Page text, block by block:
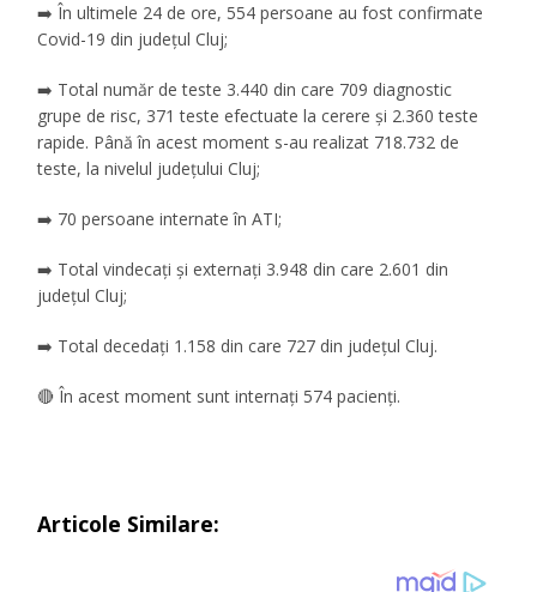
➡️ În ultimele 24 de ore, 554 persoane au fost confirmate
Covid-19 din județul Cluj;
➡️ Total număr de teste 3.440 din care 709 diagnostic
grupe de risc, 371 teste efectuate la cerere și 2.360 teste
rapide. Până în acest moment s-au realizat 718.732 de
teste, la nivelul județului Cluj;
➡️ 70 persoane internate în ATI;
➡️ Total vindecați și externați 3.948 din care 2.601 din
județul Cluj;
➡️ Total decedați 1.158 din care 727 din județul Cluj.
🔴 În acest moment sunt internați 574 pacienți.
Articole Similare: